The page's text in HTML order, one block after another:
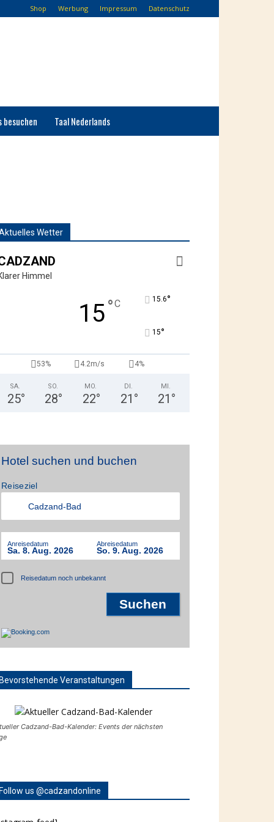
Shop Werbung Impressum Datenschutz
besuchen Taal Nederlands
Wetter
Himmel
15°C 15.6°
15°
53% 4.2m/s 4%
SA.
25°
SO.
28°
MO.
22°
DI.
21 °
MI.
21 °
Hotel suchen und buchen
Reiseziel
Anreisedatum
Sa. 8. Aug. 2026
Abreisedatum
So. 9. Aug. 2026
Reisedatum noch unbekannt
Bevorstehende Veranstaltungen
Cadzand-Bad-Kalender: Events der nächsten
Follow us @cadzandonline